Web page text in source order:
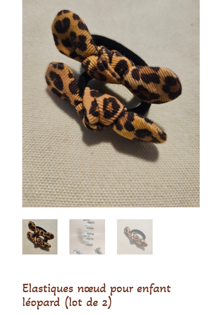
Elastiques nœud pour enfant
léopard (lot de 2)